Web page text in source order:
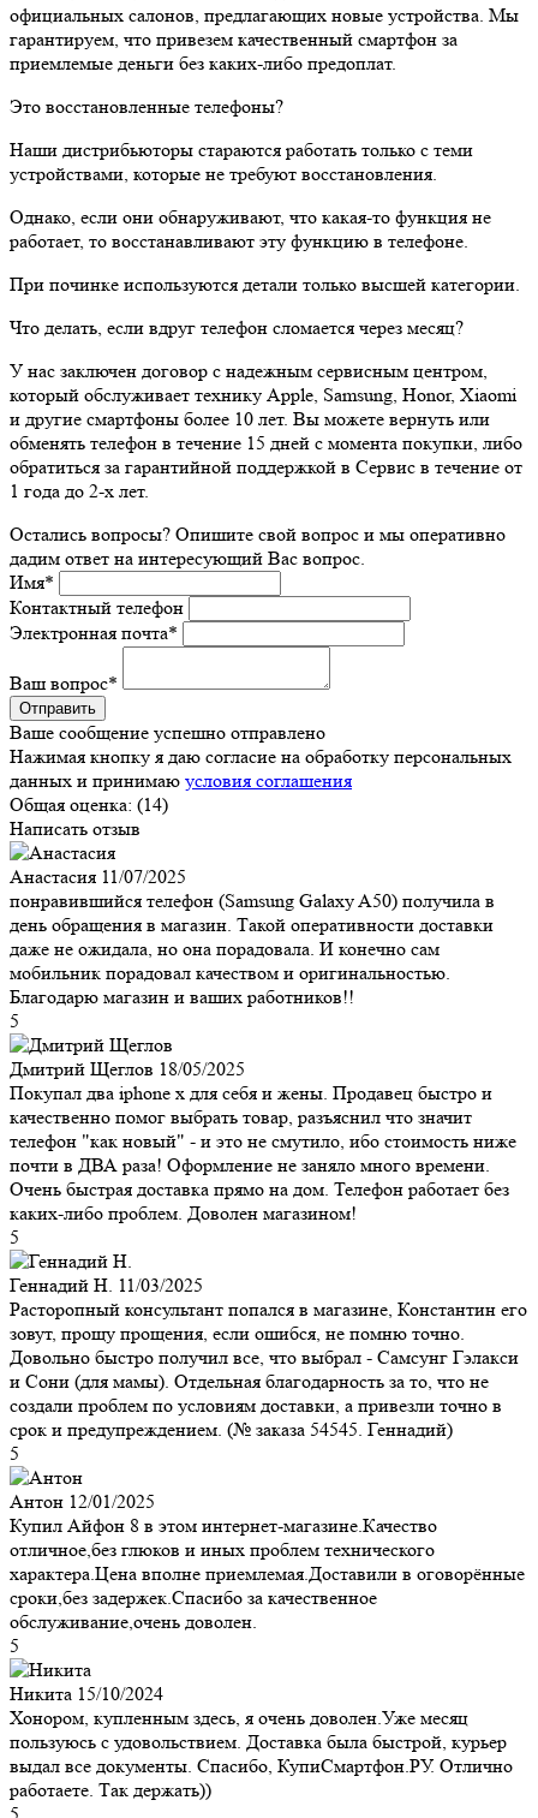
официальных салонов, предлагающих новые устройства. Мы
гарантируем, что привезем качественный смартфон за
приемлемые деньги без каких-либо предоплат.
Это восстановленные телефоны?
Наши дистрибьюторы стараются работать только с теми
устройствами, которые не требуют восстановления.
Однако, если они обнаруживают, что какая-то функция не
работает, то восстанавливают эту функцию в телефоне.
При починке используются детали только высшей категории.
Что делать, если вдруг телефон сломается через месяц?
У нас заключен договор с надежным сервисным центром,
который обслуживает технику Apple, Samsung, Honor, Xiaomi
и другие смартфоны более 10 лет. Вы можете вернуть или
обменять телефон в течение 15 дней с момента покупки, либо
обратиться за гарантийной поддержкой в Сервис в течение от
1 года до 2-х лет.
Остались вопросы? Опишите свой вопрос и мы оперативно
дадим ответ на интересующий Вас вопрос.
Имя*
Контактный телефон
Электронная почта*
Ваш вопрос*
Ваше сообщение успешно отправлено
Нажимая кнопку я даю согласие на обработку персональных
данных и принимаю условия соглашения
Общая оценка: (14)
Написать отзыв
Анастасия 11/07/2025
понравившийся телефон (Samsung Galaxy A50) получила в
день обращения в магазин. Такой оперативности доставки
даже не ожидала, но она порадовала. И конечно сам
мобильник порадовал качеством и оригинальностью.
Благодарю магазин и ваших работников!!
5
Дмитрий Щеглов 18/05/2025
Покупал два iphone x для себя и жены. Продавец быстро и
качественно помог выбрать товар, разъяснил что значит
телефон "как новый" - и это не смутило, ибо стоимость ниже
почти в ДВА раза! Оформление не заняло много времени.
Очень быстрая доставка прямо на дом. Телефон работает без
каких-либо проблем. Доволен магазином!
5
Геннадий Н. 11/03/2025
Расторопный консультант попался в магазине, Константин его
зовут, прощу прощения, если ошибся, не помню точно.
Довольно быстро получил все, что выбрал - Самсунг Гэлакси
и Сони (для мамы). Отдельная благодарность за то, что не
создали проблем по условиям доставки, а привезли точно в
срок и предупреждением. (№ заказа 54545. Геннадий)
5
Антон 12/01/2025
Купил Айфон 8 в этом интернет-магазине.Качество
отличное,без глюков и иных проблем технического
характера.Цена вполне приемлемая.Доставили в оговорённые
сроки,без задержек.Спасибо за качественное
обслуживание,очень доволен.
5
Никита 15/10/2024
Хонором, купленным здесь, я очень доволен.Уже месяц
пользуюсь с удовольствием. Доставка была быстрой, курьер
выдал все документы. Спасибо, КупиСмартфон.РУ. Отлично
работаете. Так держать))